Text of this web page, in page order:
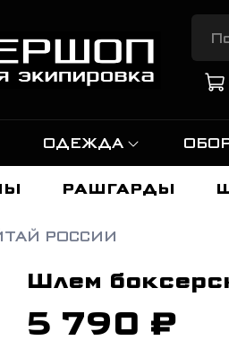
ОДЕЖДА
РАШГАРДЫ
РОССИИ
Шлем
5 790 ₽